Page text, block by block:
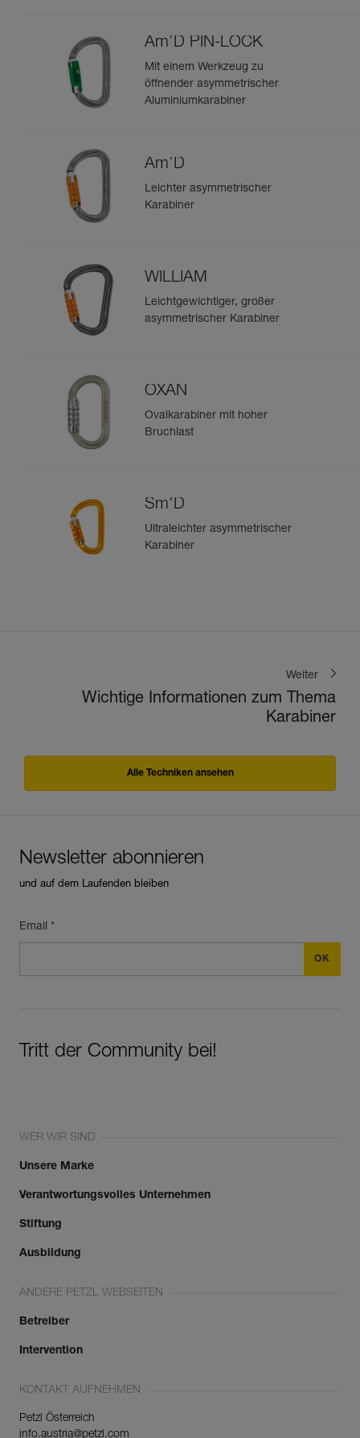
Am’D PIN-LOCK
Mit einem Werkzeug zu
öffnender asymmetrischer
Aluminiumkarabiner
Am’D
Leichter asymmetrischer
Karabiner
WILLIAM
Leichtgewichtiger, großer
asymmetrischer Karabiner
OXAN
Ovalkarabiner mit hoher
Bruchlast
Sm'D
Ultraleichter asymmetrischer
Karabiner
Weiter
Wichtige Informationen zum Thema
Karabiner
Alle Techniken ansehen
Newsletter abonnieren
und auf dem Laufenden bleiben
Email *
Tritt der Community bei!
WER WIR SIND
Unsere Marke
Verantwortungsvolles Unternehmen
Stiftung
Ausbildung
ANDERE PETZL WEBSEITEN
Betreiber
Intervention
KONTAKT AUFNEHMEN
Petzl Österreich
info.austria@petzl.com